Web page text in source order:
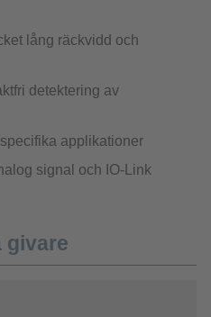
lång räckvidd och
detektering av
applikationer
signal och IO-Link
givare